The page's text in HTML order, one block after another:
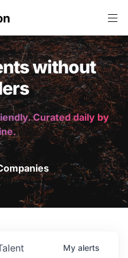
without
Curated daily by
My alerts